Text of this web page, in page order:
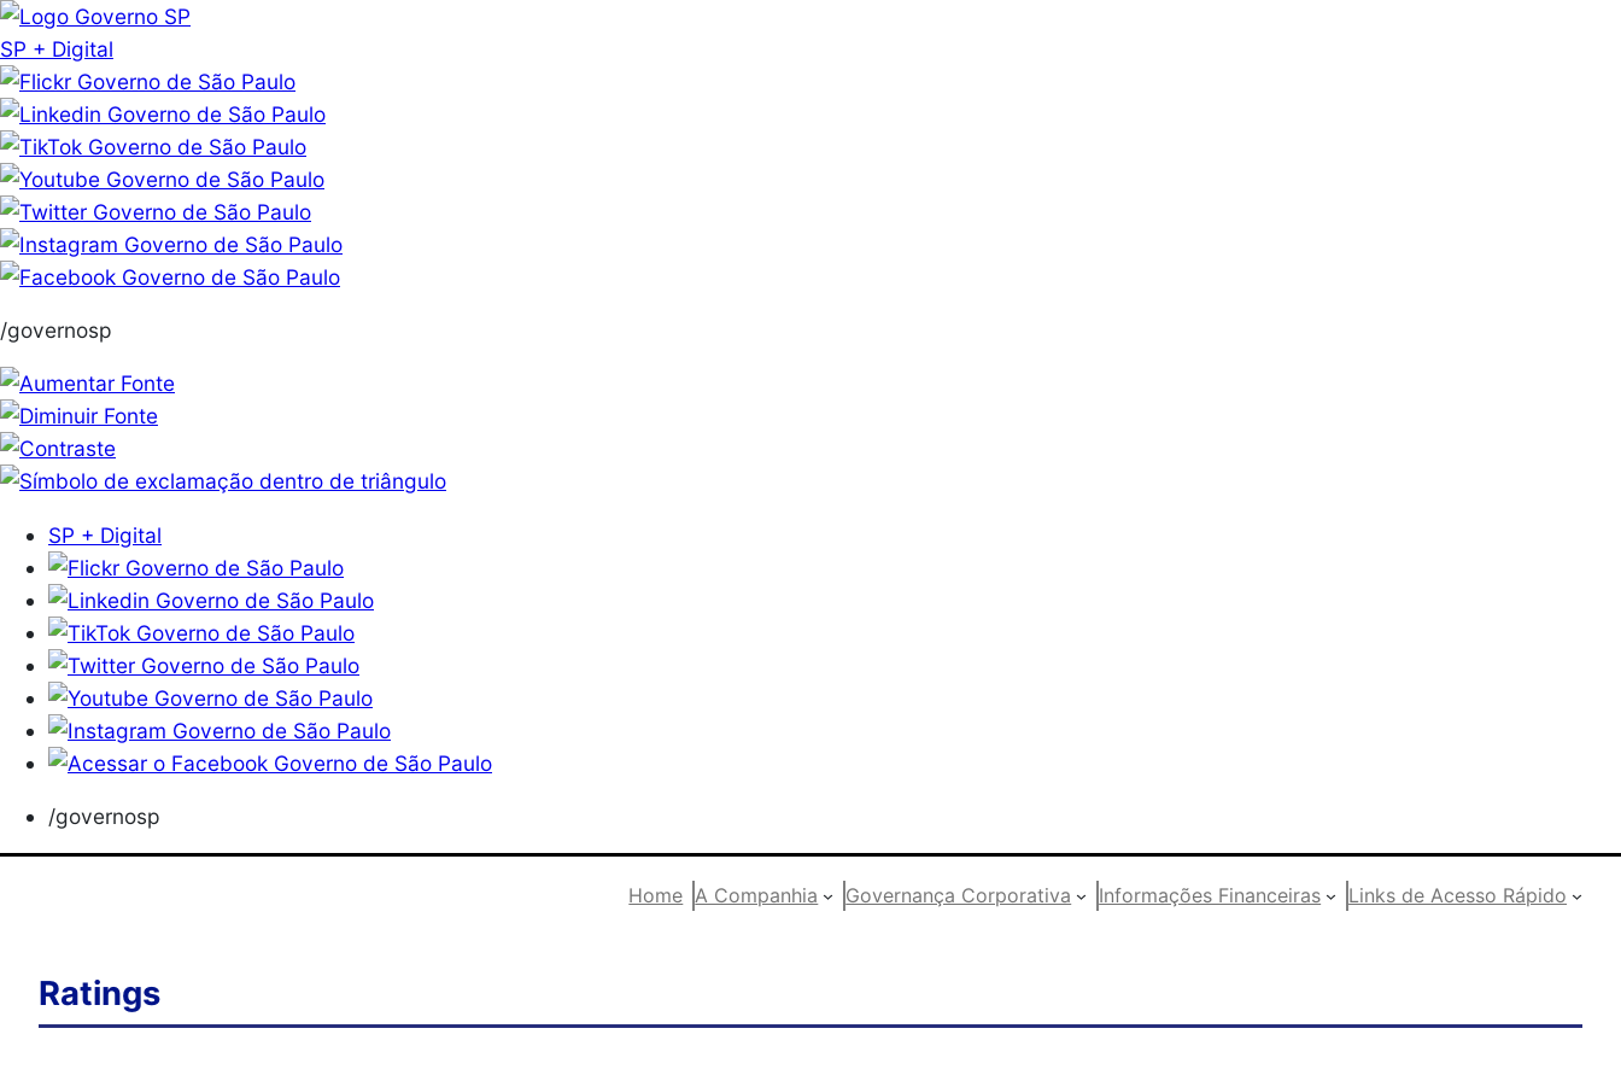
Pular
para
o
conteúdo
SP + Digital
/governosp
SP + Digital
/governosp
Home A Companhia Governança Corporativa Informações Financeiras Links de Acesso Rápido
Ratings